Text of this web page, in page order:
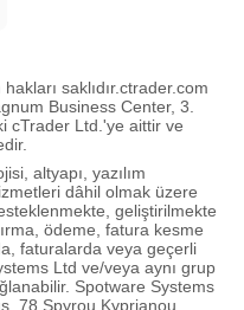
saklıdır.ctrader.com
Business Center, 3.
cTrader Ltd.'ye aittir ve
altyapı, yazılım
dâhil olmak üzere
geliştirilmekte
ödeme, fatura kesme
faturalarda veya geçerli
Ltd ve/veya aynı grup
Spotware Systems
78 Spyrou Kyprianou,